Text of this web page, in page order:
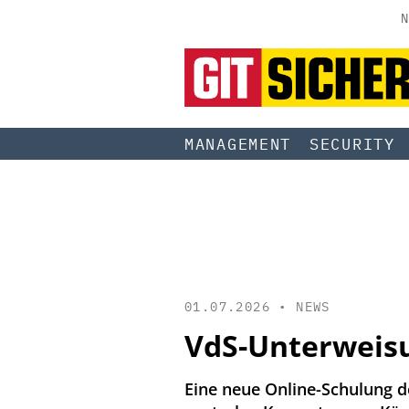
MANAGEMENT SECURITY
01.07.2026 • NEWS
VdS-
Eine neue Online-Schulung